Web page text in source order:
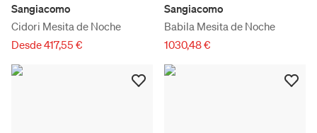
Sangiacomo
Cidori Mesita de Noche
Desde 417,55 €
Sangiacomo
Babila Mesita de Noche
1030,48 €